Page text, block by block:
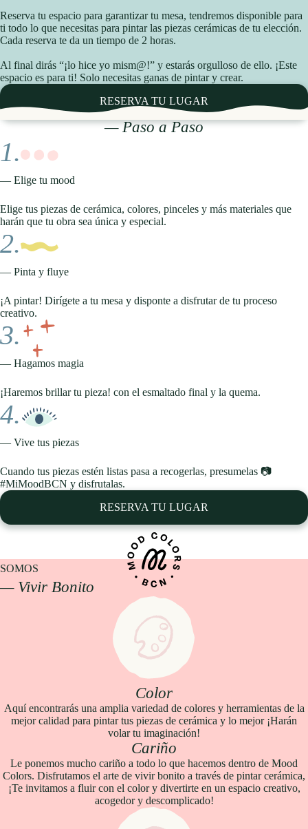
Reserva tu espacio para garantizar tu mesa, tendremos disponible para
ti todo lo que necesitas para pintar las piezas cerámicas de tu elección.
Cada reserva te da un tiempo de 2 horas.
Al final dirás “¡lo hice yo mism@!” y estarás orgulloso de ello. ¡Este
espacio es para ti! Solo necesitas ganas de pintar y crear.
RESERVA TU LUGAR
— Paso a Paso
1.
— Elige tu mood
Elige tus piezas de cerámica, colores, pinceles y más materiales que
harán que tu obra sea única y especial.
2.
— Pinta y fluye
¡A pintar! Dirígete a tu mesa y disponte a disfrutar de tu proceso
creativo.
3.
— Hagamos magia
¡Haremos brillar tu pieza! con el esmaltado final y la quema.
4.
— Vive tus piezas
Cuando tus piezas estén listas pasa a recogerlas, presumelas 📷
#MiMoodBCN y disfrutalas.
RESERVA TU LUGAR
SOMOS
— Vivir Bonito
Color
Aquí encontrarás una amplia variedad de colores y herramientas de la
mejor calidad para pintar tus piezas de cerámica y lo mejor ¡Harán
volar tu imaginación!
Cariño
Le ponemos mucho cariño a todo lo que hacemos dentro de Mood
Colors. Disfrutamos el arte de vivir bonito a través de pintar cerámica,
¡Te invitamos a fluir con el color y divertirte en un espacio creativo,
acogedor y descomplicado!